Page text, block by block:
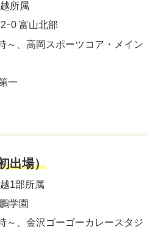
所属
ｰ0 富山北部
～、高岡スポーツコア・メイン
一
出場）
1部所属
学園
～、金沢ゴーゴーカレースタジ